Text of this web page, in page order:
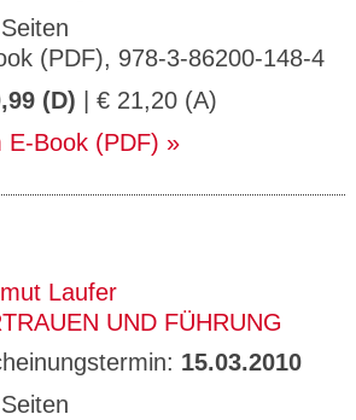
(PDF), 978-3-86200-148-4
(D) | € 21,20 (A)
E-Book (PDF)
Laufer
UND FÜHRUNG
15.03.2010